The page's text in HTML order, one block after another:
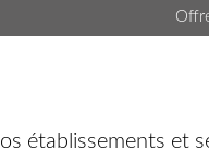
établissements et